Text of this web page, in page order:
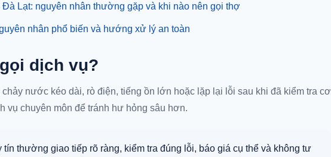
Lạt: nguyên nhân thường gặp và khi nào nên gọi thợ
nhân phổ biến và hướng xử lý an toàn
dịch vụ?
chảy nước kéo dài, rò điện, tiếng ồn lớn hoặc lặp lại lỗi sau khi đã kiểm tra cơ
vụ chuyên môn để tránh hư hỏng sâu hơn.
tín thường giao tiếp rõ ràng, kiểm tra đúng lỗi, báo giá cụ thể và không tư